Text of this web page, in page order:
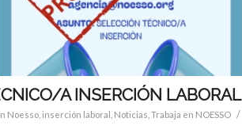
A INSERCIÓN LABORAL
Noesso inserción laboral Noticias Trabaja en NOESSO /